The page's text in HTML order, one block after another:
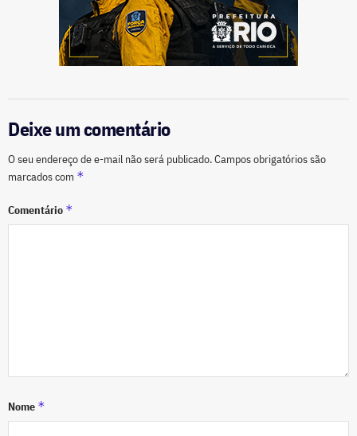
Deixe um comentário
O seu endereço de e-mail não será publicado.Campos obrigatórios são
marcados com *
Comentário *
Nome *